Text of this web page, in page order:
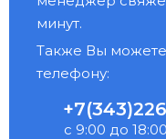
минут.
Также Вы
телефону:
с 9:00 до